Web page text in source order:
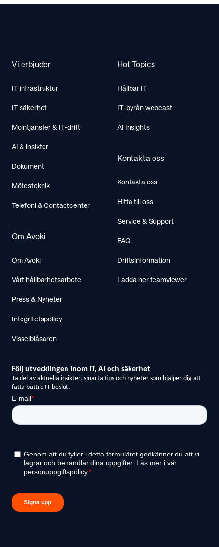
Vi erbjuder
IT infrastruktur
IT säkerhet
Molntjanster & IT-drift
AI & insikter
Dokument
Mötesteknik
Telefoni & Contactcenter
Om Avoki
Om Avoki
Vårt hållbarhetsarbete
Press & Nyheter
Integritetspolicy
Visselblåsaren
Hot Topics
Hållbar IT
IT-byrån webcast
AI Insights
Kontakta oss
Kontakta oss
Hitta till oss
Service & Support
FAQ
Driftsinformation
Ladda ner teamviewer